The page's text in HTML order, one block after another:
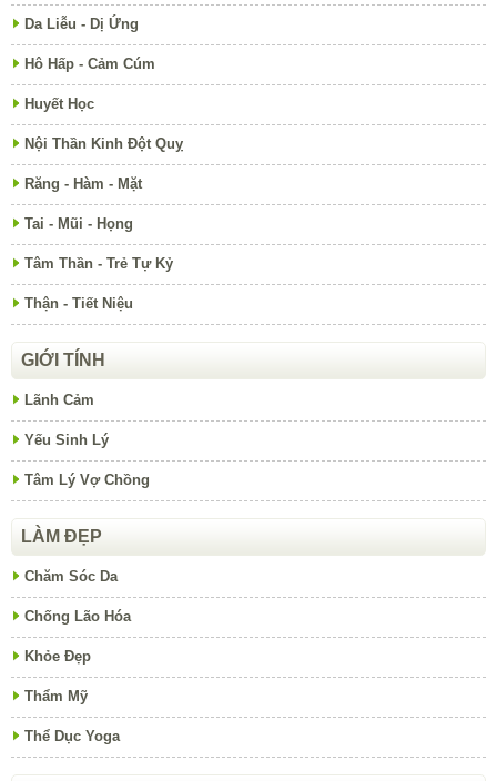
Da Liễu - Dị Ứng
Hô Hấp - Cảm Cúm
Huyết Học
Nội Thần Kinh Đột Quỵ
Răng - Hàm - Mặt
Tai - Mũi - Họng
Tâm Thần - Trẻ Tự Kỷ
Thận - Tiết Niệu
GIỚI TÍNH
Lãnh Cảm
Yếu Sinh Lý
Tâm Lý Vợ Chồng
LÀM ĐẸP
Chăm Sóc Da
Chống Lão Hóa
Khỏe Đẹp
Thẩm Mỹ
Thể Dục Yoga